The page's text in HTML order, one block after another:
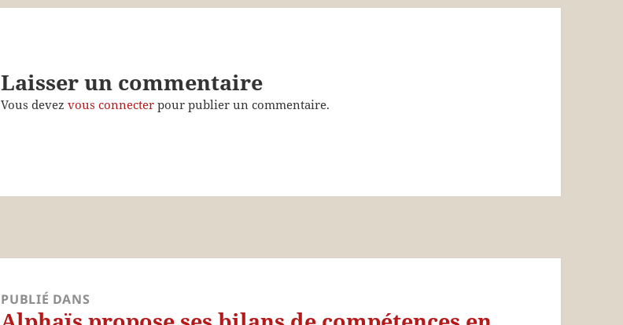
Laisser un commentaire
Vous devezvous connecter pour publier un commentaire.
PUBLIÉ DANS